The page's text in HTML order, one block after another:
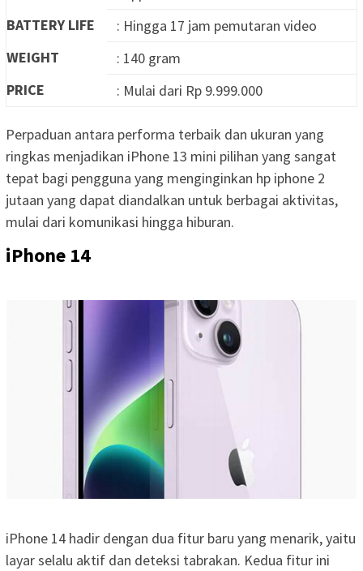
BATTERY LIFE
: Hingga 17 jam pemutaran video
WEIGHT
: 140 gram
PRICE
: Mulai dari Rp 9.999.000
Perpaduan antara performa terbaik dan ukuran yang
ringkas menjadikan iPhone 13 mini pilihan yang sangat
tepat bagi pengguna yang menginginkan hp iphone 2
jutaan yang dapat diandalkan untuk berbagai aktivitas,
mulai dari komunikasi hingga hiburan.
iPhone 14
iPhone 14 hadir dengan dua fitur baru yang menarik, yaitu
layar selalu aktif dan deteksi tabrakan. Kedua fitur ini